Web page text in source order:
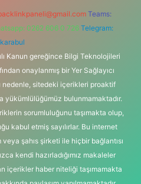
Teams:
0262 606 0 726 Telegram:
Kanun gereğince Bilgi Teknolojileri
onaylanmış bir Yer Sağlayıcı
sitedeki içerikleri proaktif
yükümlülüğümüz bulunmamaktadır.
sorumluluğunu taşımakta olup,
kabul etmiş sayılırlar. Bu internet
şahıs şirketi ile hiçbir bağlantısı
kendi hazırladığımız makaleler
içerikler haber niteliği taşımamakta